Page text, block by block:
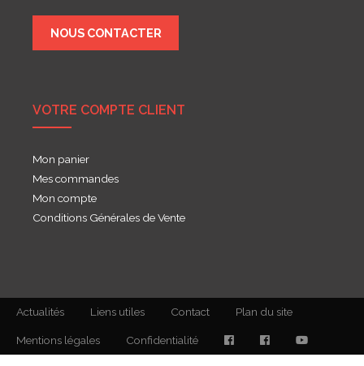
NOUS CONTACTER
VOTRE COMPTE CLIENT
Mon panier
Mes commandes
Mon compte
Conditions Générales de Vente
Actualités Liens utiles Contact Plan du site
Mentions légales Confidentialité